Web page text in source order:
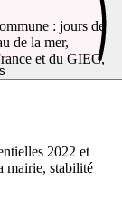
: jours de
de la mer,
et du GIEC,
2022 et
mairie, stabilité